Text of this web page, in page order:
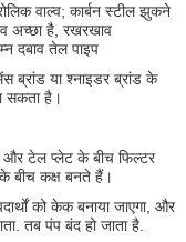
वाल्व; कार्बन स्टील झुकने
अच्छा है, रखरखाव
दबाव तेल पाइप
ब्रांड या श्नाइडर ब्रांड के
सकता है।
और टेल प्लेट के बीच फिल्टर
बीच कक्ष बनते हैं।
को केक बनाया जाएगा, और
तब पंप बंद हो जाता है.